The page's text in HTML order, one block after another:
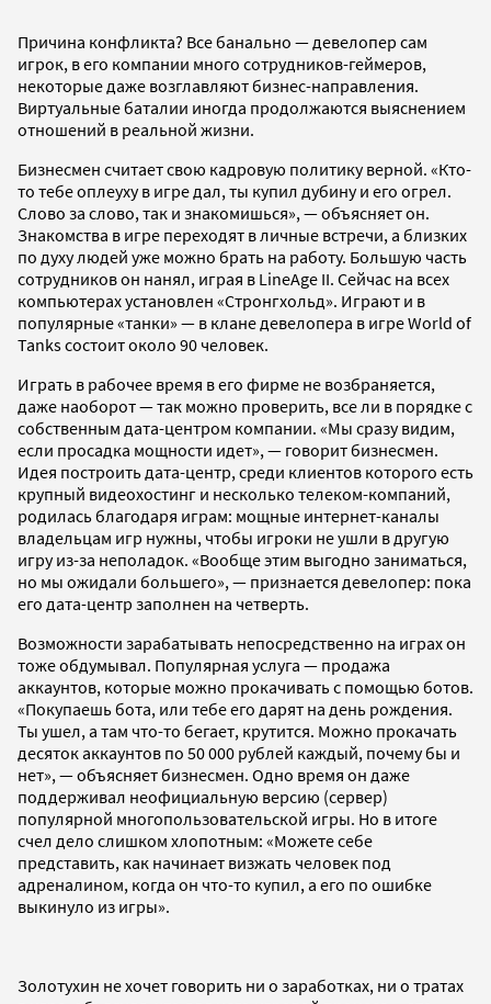
Причина конфликта? Все банально — девелопер сам
игрок, в его компании много сотрудников-геймеров,
некоторые даже возглавляют бизнес-направления.
Виртуальные баталии иногда продолжаются выяснением
отношений в реальной жизни.
Бизнесмен считает свою кадровую политику верной. «Кто-
то тебе оплеуху в игре дал, ты купил дубину и его огрел.
Слово за слово, так и знакомишься», — объясняет он.
Знакомства в игре переходят в личные встречи, а близких
по духу людей уже можно брать на работу. Большую часть
сотрудников он нанял, играя в LineAge II. Сейчас на всех
компьютерах установлен «Стронгхольд». Играют и в
популярные «танки» — в клане девелопера в игре World of
Tanks состоит около 90 человек.
Играть в рабочее время в его фирме не возбраняется,
даже наоборот — так можно проверить, все ли в порядке с
собственным дата-центром компании. «Мы сразу видим,
если просадка мощности идет», — говорит бизнесмен.
Идея построить дата-центр, среди клиентов которого есть
крупный видеохостинг и несколько телеком-компаний,
родилась благодаря играм: мощные интернет-каналы
владельцам игр нужны, чтобы игроки не ушли в другую
игру из-за неполадок. «Вообще этим выгодно заниматься,
но мы ожидали большего», — признается девелопер: пока
его дата-центр заполнен на четверть.
Возможности зарабатывать непосредственно на играх он
тоже обдумывал. Популярная услуга — продажа
аккаунтов, которые можно прокачивать с помощью ботов.
«Покупаешь бота, или тебе его дарят на день рождения.
Ты ушел, а там что-то бегает, крутится. Можно прокачать
десяток аккаунтов по 50 000 рублей каждый, почему бы и
нет», — объясняет бизнесмен. Одно время он даже
поддерживал неофициальную версию (сервер)
популярной многопользовательской игры. Но в итоге
счел дело слишком хлопотным: «Можете себе
представить, как начинает визжать человек под
адреналином, когда он что-то купил, а его по ошибке
выкинуло из игры».
Золотухин не хочет говорить ни о заработках, ни о тратах